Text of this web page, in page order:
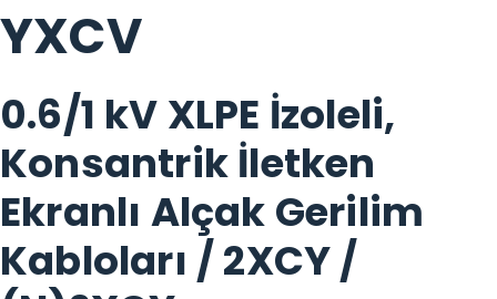
YXCV
0.6/1 kV XLPE İzoleli,
Konsantrik İletken
Ekranlı Alçak Gerilim
Kabloları / 2XCY /